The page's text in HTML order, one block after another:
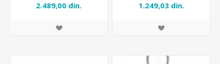
2.489,00 din. 1.249,03 din.